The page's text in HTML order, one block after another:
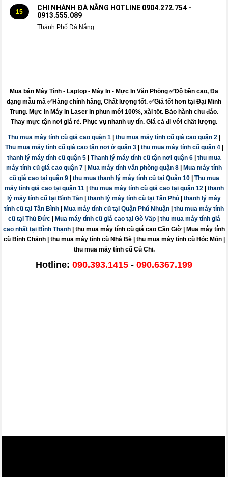
15
CHI NHÁNH ĐÀ NẴNG HOTLINE 0904.272.754 -
0913.555.089
Thành Phố Đà Nẵng
Mua bán Máy Tính - Laptop - Máy In - Mực In Văn Phòng ✅Độ bền cao, Đa
dạng mẫu mã ✅Hàng chính hãng, Chất lượng tốt. ✅Giá tốt hơn tại Đại Minh
Trung. Mực in Máy In Laser in phun mới 100%, xài tốt. Bảo hành chu đáo.
Thay mực tận nơi giá rẻ. Phục vụ nhanh uy tín. Giá cả đi với chất lượng.
Thu mua máy tính cũ giá cao quận 1 thu mua máy tính cũ giá cao quận 2
Thu mua máy tính cũ giá cao tận nơi ở quận 3
thu mua máy tính cũ quận 4
thanh lý máy tính cũ quận 5
Thanh lý máy tính cũ tận nơi quận 6
thu mua
máy tính cũ giá cao quận 7
Mua máy tính văn phòng quận 8
Mua máy tính
cũ giá cao tại quận 9| thu mua thanh lý máy tính cũ tại Quận 10
Thu mua
máy tính giá cao tại quận 11
thu mua máy tính cũ giá cao tại quận 12|
thanh
lý máy tính cũ tại Bình Tân
thanh lý máy tính cũ tại Tân Phú
thanh lý máy
tính cũ tại Tân Bình
Mua máy tính cũ tại Quận Phú Nhuận
thu mua máy tính
cũ tại Thủ Đức| Mua máy tính cũ giá cao tại Gò Vấp
thu mua máy tính giá
cao nhất tại Bình Thạnh
thu mua máy tính cũ giá cao Cần Giờ
Mua máy tính
cũ Bình Chánh
thu mua máy tính cũ Nhà Bè thu mua máy tính cũ Hóc Môn
thu mua máy tính cũ Củ Chi.
Hotline: 090.393.1415 - 090.6367.199